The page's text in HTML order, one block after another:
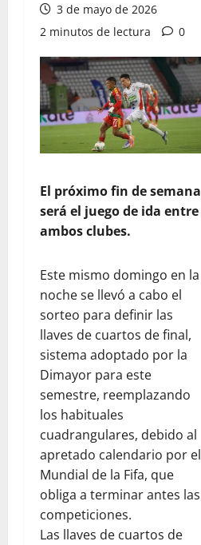
3 de mayo de 2026
2 minutos de lectura
0
El próximo fin de semana
será el juego de ida entre
ambos clubes.
Este mismo domingo en la
noche se llevó a cabo el
sorteo para definir las
llaves de cuartos de final,
sistema adoptado por la
Dimayor para este
semestre, reemplazando
los habituales
cuadrangulares, debido al
apretado calendario por el
Mundial de la Fifa, que
obliga a terminar antes las
competiciones.
Las llaves de cuartos de